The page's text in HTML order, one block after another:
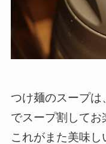
つけ麺のスープ
でスープ割してお
これがまた美味し